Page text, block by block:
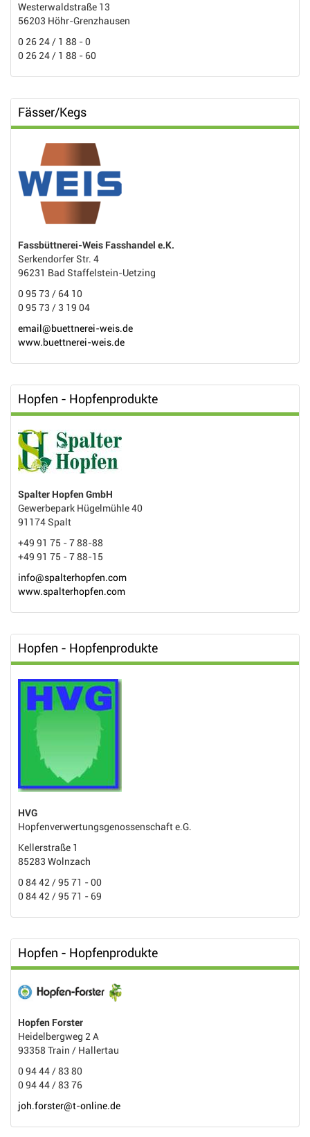
Westerwaldstraße 13
56203 Höhr-Grenzhausen
0 26 24 / 1 88 - 0
0 26 24 / 1 88 - 60
Fässer/Kegs
Fassbüttnerei-Weis Fasshandel e.K.
Serkendorfer Str. 4
96231 Bad Staffelstein-Uetzing
0 95 73 / 64 10
0 95 73 / 3 19 04
email@buettnerei-weis.de
www.buettnerei-weis.de
Hopfen - Hopfenprodukte
Spalter Hopfen GmbH
Gewerbepark Hügelmühle 40
91174 Spalt
+49 91 75 - 7 88-88
+49 91 75 - 7 88-15
info@spalterhopfen.com
www.spalterhopfen.com
Hopfen - Hopfenprodukte
HVG
Hopfenverwertungsgenossenschaft e.G.
Kellerstraße 1
85283 Wolnzach
0 84 42 / 95 71 - 00
0 84 42 / 95 71 - 69
Hopfen - Hopfenprodukte
Hopfen Forster
Heidelbergweg 2 A
93358 Train / Hallertau
0 94 44 / 83 80
0 94 44 / 83 76
joh.forster@t-online.de